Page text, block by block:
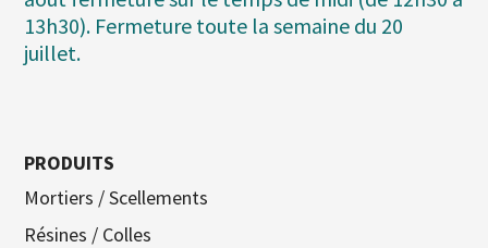
13h30). Fermeture toute la semaine du 20
juillet.
PRODUITS
Mortiers / Scellements
Résines / Colles